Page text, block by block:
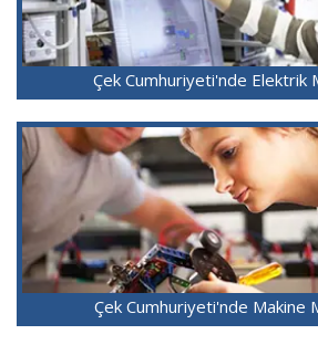
Çek Cumhuriyeti'nde Elektrik
Çek Cumhuriyeti'nde Makine